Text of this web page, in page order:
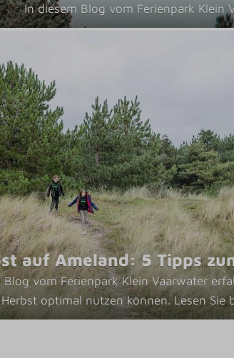
In diesem Blog vom Ferienpark Klein
auf Ameland: 5 Tipps
Blog vom Ferienpark Klein Vaarwater
Herbst optimal nutzen können. Lesen Sie